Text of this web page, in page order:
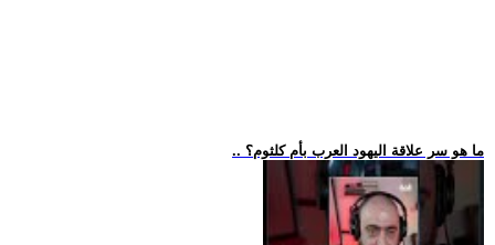
.. ما هو سر علاقة اليهود العرب بأم كلثوم؟